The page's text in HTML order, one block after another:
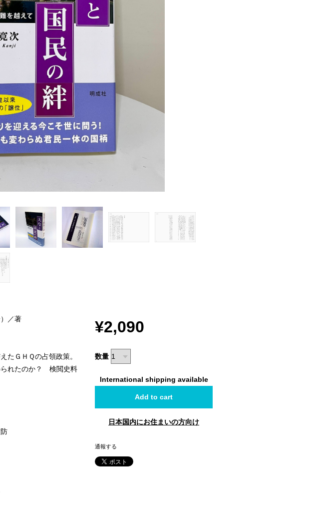
／著
たＧＨＱの占領政策。
られたのか？ 検閲史料
¥2,090
数量
International shipping available
Add to cart
日本国内にお住まいの方向け
通報する